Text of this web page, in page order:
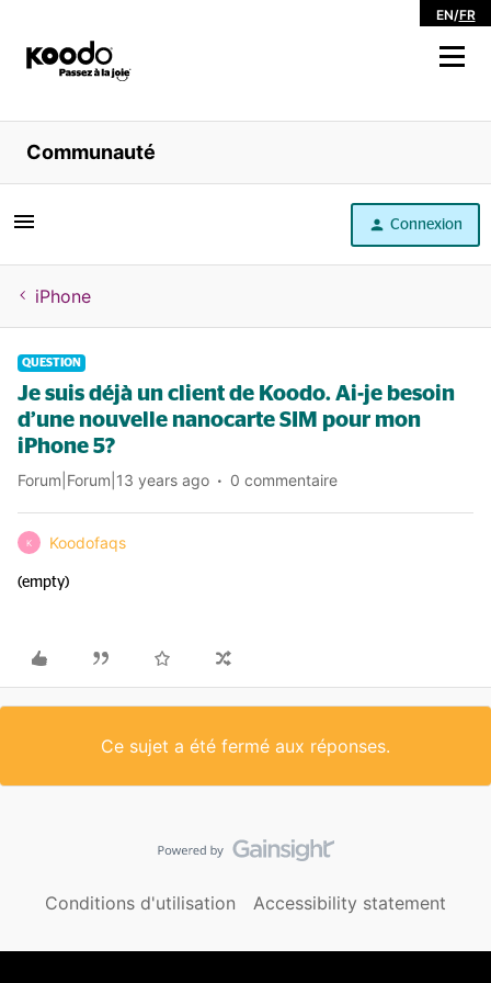
EN/FR
Magasiner
Libre service
Aide
Communauté
Connexion
iPhone
QUESTION
Je suis déjà un client de Koodo. Ai-je besoin
d’une nouvelle nanocarte SIM pour mon
iPhone 5?
Forum|Forum|13 years ago 0 commentaire
K Koodofaqs
(empty)
Ce sujet a été fermé aux réponses.
Conditions d'utilisation Accessibility statement